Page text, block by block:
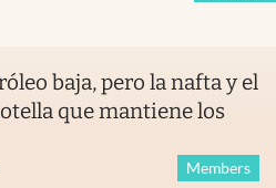
baja, pero la nafta y el
que mantiene los
Members